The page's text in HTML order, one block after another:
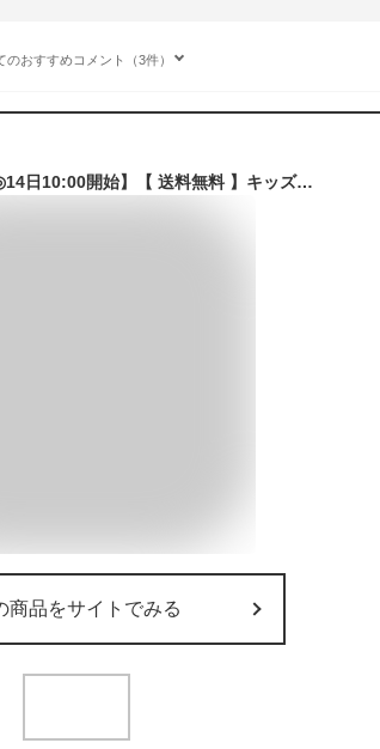
のおすすめコメント（3件）
【半額以上52％OFF◎14日10:00開始】【 送料無料 】キッズ 長靴 レインブーツ 4色 [ 男の子 女の子 長ぐつ 子供 こども ジュニア レイングッズ 無地 雨具 雨用 おしゃれ 靴 19cm 20cm 21cm 22cm 23cm ブラック ネイビー 黒 紺 柔らかい 滑りにくい 軽量 軽い ]
商品をサイトでみる